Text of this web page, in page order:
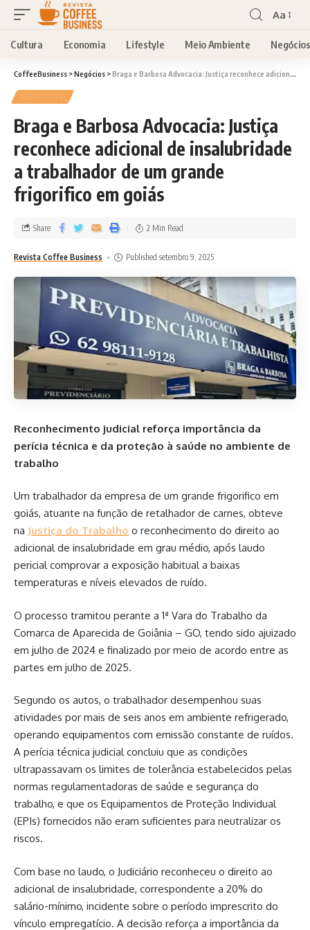
Aa
Cultura Economia Lifestyle Meio Ambiente Negócios
CoffeeBusiness >Negócios >Braga e Barbosa Advocacia: Justiça reconhece adicional de insalubridade a trabalhador de um grande frigorifico em goiás
NEGÓCIOS
Braga e Barbosa Advocacia: Justiça
reconhece adicional de insalubridade
a trabalhador de um grande
frigorifico em goiás
Revista Coffee Business Published setembro 9, 2025
Share 2 Min Read
Reconhecimento judicial reforça importância da
perícia técnica e da proteção à saúde no ambiente de
trabalho
Um trabalhador da empresa de um grande frigorifico em
goiás, atuante na função de retalhador de carnes, obteve
na Justiça do Trabalho o reconhecimento do direito ao
adicional de insalubridade em grau médio, após laudo
pericial comprovar a exposição habitual a baixas
temperaturas e níveis elevados de ruído.
O processo tramitou perante a 1ª Vara do Trabalho da
Comarca de Aparecida de Goiânia – GO, tendo sido ajuizado
em julho de 2024 e finalizado por meio de acordo entre as
partes em julho de 2025.
Segundo os autos, o trabalhador desempenhou suas
atividades por mais de seis anos em ambiente refrigerado,
operando equipamentos com emissão constante de ruídos.
A perícia técnica judicial concluiu que as condições
ultrapassavam os limites de tolerância estabelecidos pelas
normas regulamentadoras de saúde e segurança do
trabalho, e que os Equipamentos de Proteção Individual
(EPIs) fornecidos não eram suficientes para neutralizar os
riscos.
Com base no laudo, o Judiciário reconheceu o direito ao
adicional de insalubridade, correspondente a 20% do
salário-mínimo, incidente sobre o período imprescrito do
vínculo empregatício. A decisão reforça a importância da